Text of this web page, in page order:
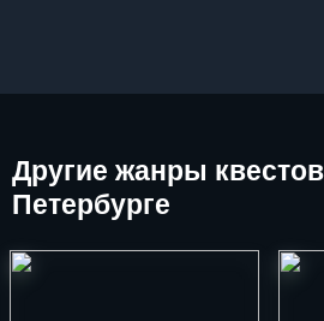
Другие жанры
Петербурге